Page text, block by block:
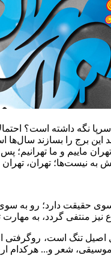
سرپا نگه داشته است؟
این برج را بسازند
ماییم و ما تهرانیم؛
به نیست‌ها؛ تهران،
حقیقت دارد؛ رو به سوی
نیز منتفی گردد، به
تنگ است، روگرفتی
شعر و... هرکدام